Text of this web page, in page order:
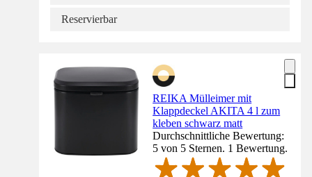
Reservierbar
REIKA Mülleimer mit
Klappdeckel AKITA 4 l zum
kleben schwarz matt
Durchschnittliche Bewertung:
5 von 5 Sternen. 1 Bewertung.